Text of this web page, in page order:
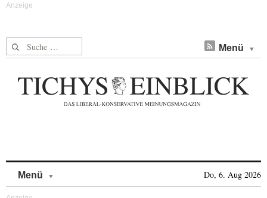
Suche nach: Menü
Menü Do, 6. Aug 2026